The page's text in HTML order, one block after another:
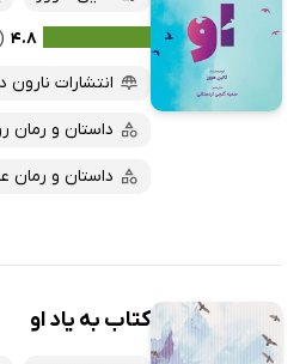
۴.۸
انتشارات
داستان و رمان
داستان و رمان
کتاب به یاد او